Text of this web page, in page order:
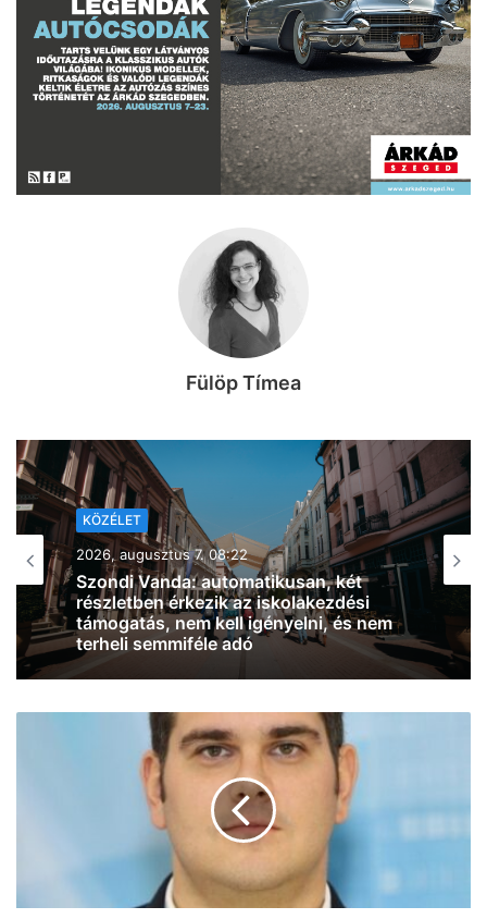
Fülöp Tímea
KÖZÉLET
2026, augusztus 6. 18:32
Vitézy Dávid Szabadkán járt, és
bejelentette, hogy mikor indulhat el a
személyforgalom a Budapest-Belgrád
vasútvonalon